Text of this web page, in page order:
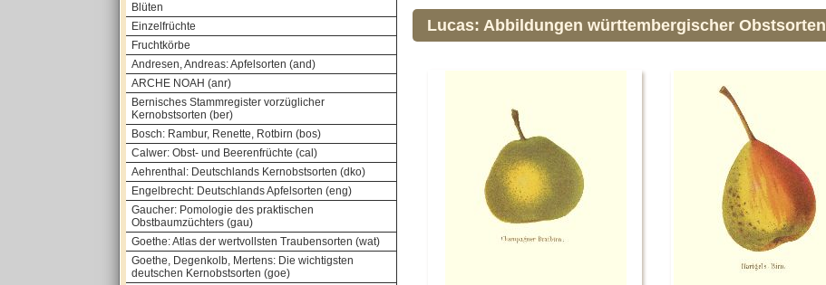
Blüten
Einzelfrüchte
Fruchtkörbe
Andresen, Andreas: Apfelsorten (and)
ARCHE NOAH (anr)
Bernisches Stammregister vorzüglicher
Kernobstsorten (ber)
Bosch: Rambur, Renette, Rotbirn (bos)
Calwer: Obst- und Beerenfrüchte (cal)
Aehrenthal: Deutschlands Kernobstsorten (dko)
Engelbrecht: Deutschlands Apfelsorten (eng)
Gaucher: Pomologie des praktischen
Obstbaumzüchters (gau)
Goethe: Atlas der wertvollsten Traubensorten (wat)
Goethe, Degenkolb, Mertens: Die wichtigsten
deutschen Kernobstsorten (goe)
Lucas: Abbildungen württembergischer Obstsorten